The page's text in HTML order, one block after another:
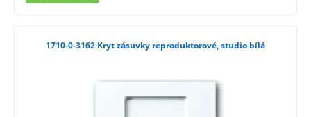
1710-0-3162 Kryt zásuvky reproduktorové, studio bílá